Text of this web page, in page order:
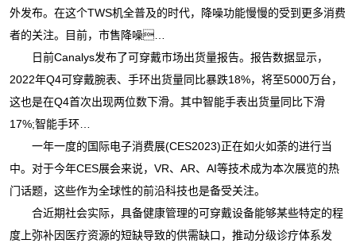
外发布。在这个TWS机全普及的时代，降噪功能慢慢的受到更多消费
者的关注。目前，市售降噪…
日前Canalys发布了可穿戴市场出货量报告。报告数据显示，
2022年Q4可穿戴腕表、手环出货量同比暴跌18%，将至5000万台，
这也是在Q4首次出现两位数下滑。其中智能手表出货量同比下滑
17%;智能手环…
一年一度的国际电子消费展(CES2023)正在如火如荼的进行当
中。对于今年CES展会来说，VR、AR、AI等技术成为本次展览的热
门话题，这些作为全球性的前沿科技也是备受关注。
合近期社会实际，具备健康管理的可穿戴设备能够某些特定的程
度上弥补因医疗资源的短缺导致的供需缺口，推动分级诊疗体系发